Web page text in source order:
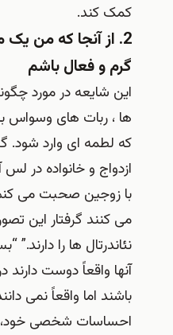
کمک کند.
2. از آنجا که من
گرم و فعال باشم
این شایعه در مورد
ها ، ربات های
که لطمه ای وارد شود.
ازدواج و خانواده در
با زوجین صحبت می
می کنند گرفتار این
نئاندرتال ها را
آنها واقعاً دوست
باشند اما واقعاً نمی
احساسات شخصی خود،